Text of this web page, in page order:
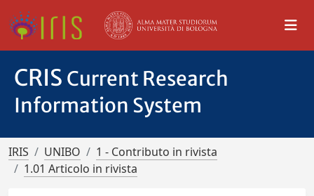
CRIS Current Research
Information System
IRIS UNIBO
1 - Contributo in rivista
1.01 Articolo in rivista